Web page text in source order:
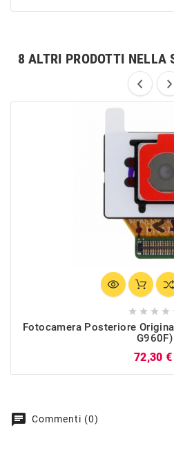
8 ALTRI PRODOTTI NELLA
   
Fotocamera Posteriore
G960F)
72,30 €
chat Commenti (0)